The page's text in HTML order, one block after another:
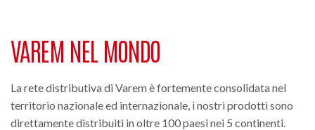
VAREM NEL MONDO
La rete distributiva di Varem è fortemente consolidata nel
territorio nazionale ed internazionale, i nostri prodotti sono
direttamente distribuiti in oltre 100 paesi nei 5 continenti.